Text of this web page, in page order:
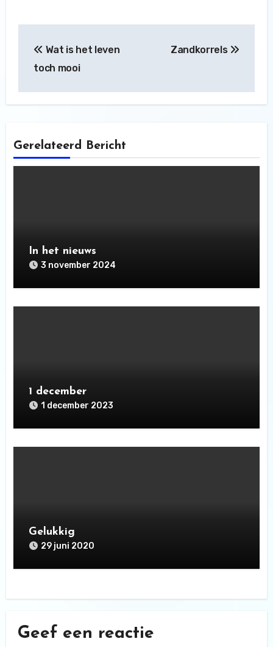
navigatie
Wat is het leven
toch mooi
Zandkorrels
Gerelateerd Bericht
In het nieuws
3 november 2024
1 december
1 december 2023
Gelukkig
29 juni 2020
Geef een reactie